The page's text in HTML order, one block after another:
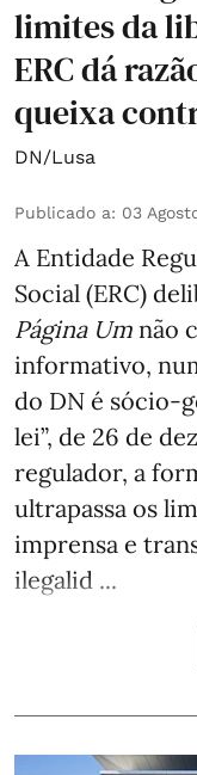
limites da
ERC dá
queixa
DN/Lusa
Publicado a: 03
A Entidade
Social (ERC)
Página Um não
informativo,
do DN é
lei”, de 26 de
regulador, a
ultrapassa os
imprensa e
ilegalid ...